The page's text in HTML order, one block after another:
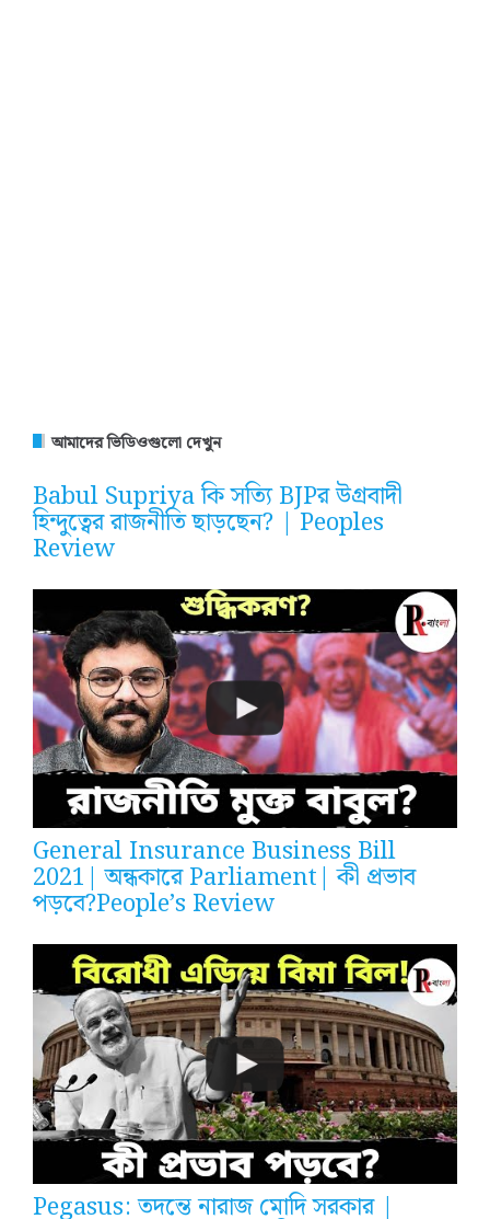
আমাদের ভিডিওগুলো দেখুন
Babul Supriya কি সত্যি BJPর উগ্রবাদী
হিন্দুত্বের রাজনীতি ছাড়ছেন? | Peoples
Review
General Insurance Business Bill
2021| অন্ধকারে Parliament| কী প্রভাব
পড়বে?People’s Review
Pegasus: তদন্তে নারাজ মোদি সরকার |